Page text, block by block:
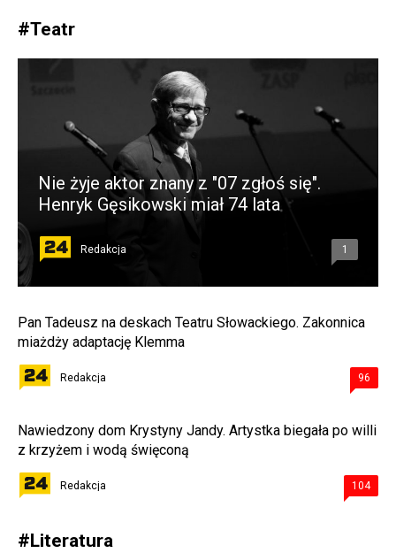
#Teatr
Nie żyje aktor znany z "07 zgłoś się".
Henryk Gęsikowski miał 74 lata
Redakcja 1
Pan Tadeusz na deskach Teatru Słowackiego. Zakonnica
miażdży adaptację Klemma
Redakcja 96
Nawiedzony dom Krystyny Jandy. Artystka biegała po willi
z krzyżem i wodą święconą
Redakcja 104
#Literatura